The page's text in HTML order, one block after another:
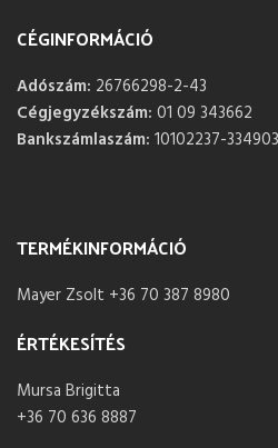
CÉGINFORMÁCIÓ
Adószám: 26766298-2-43
Cégjegyzékszám: 01 09 343662
Bankszámlaszám: 10102237-
TERMÉKINFORMÁCIÓ
Mayer Zsolt +36 70 387 8980
ÉRTÉKESÍTÉS
Mursa Brigitta
+36 70 636 8887